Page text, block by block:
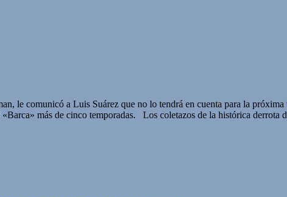
le comunicó a Luis Suárez que no lo tendrá en cuenta para la
más de cinco temporadas. Los coletazos de la histórica derrota